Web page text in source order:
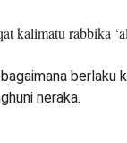
kalimatu rabbika
neraka.